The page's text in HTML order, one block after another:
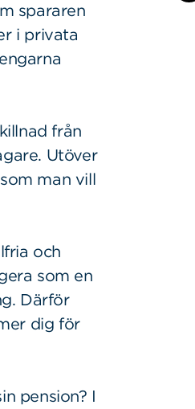
spararen
i privata
från
Utöver
man vill
och
som en
Därför
dig för
pension? I